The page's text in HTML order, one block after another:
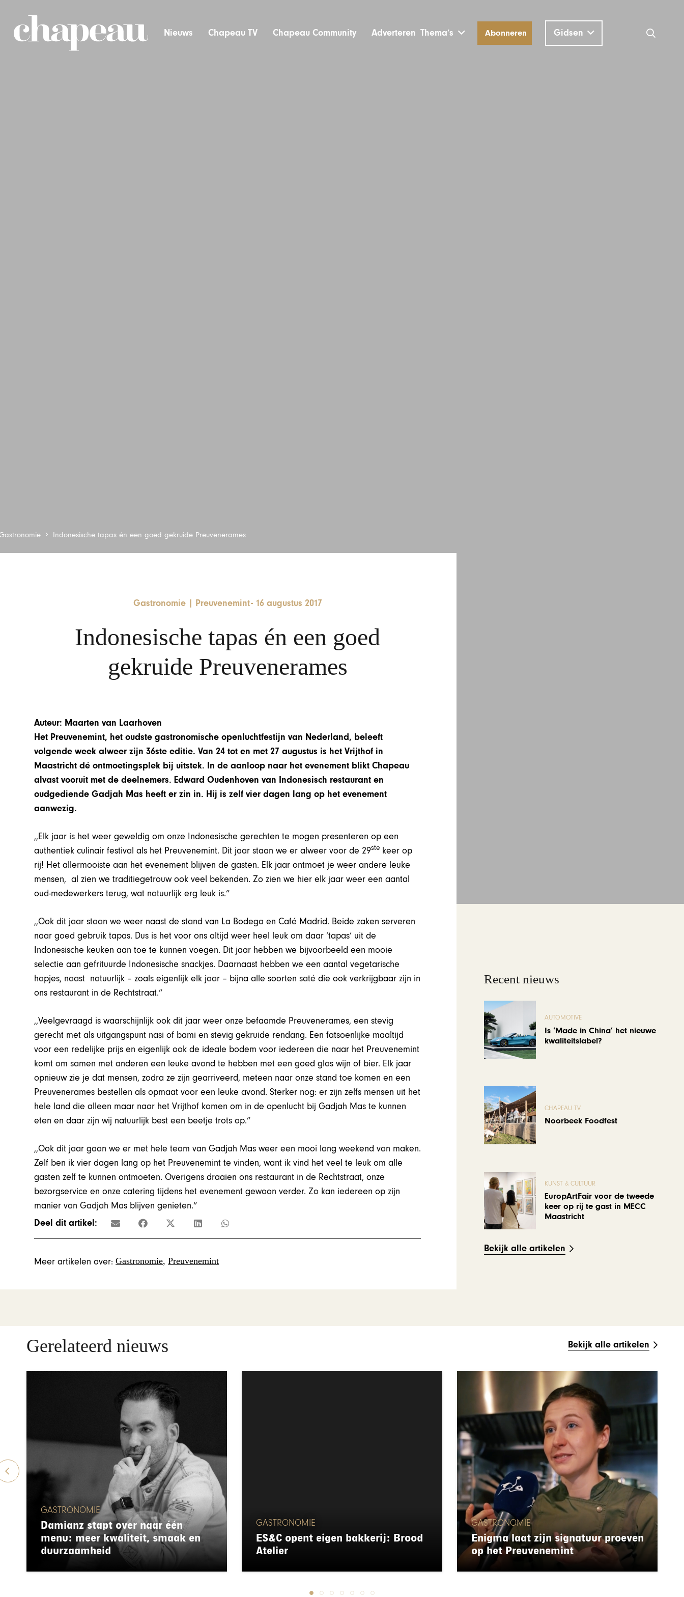
Nieuws Chapeau TV Chapeau Community Adverteren Thema’s Abonneren Gidsen
Indonesische tapas én een goed gekruide Preuvenerames
Gastronomie Preuvenemint- 16 augustus 2017
Indonesische tapas én een goed
gekruide Preuvenerames
Auteur: Maarten van Laarhoven
Het Preuvenemint, het oudste gastronomische openluchtfestijn van Nederland, beleeft
volgende week alweer zijn 36ste editie. Van 24 tot en met 27 augustus is het Vrijthof in
Maastricht dé ontmoetingsplek bij uitstek. In de aanloop naar het evenement blikt Chapeau
alvast vooruit met de deelnemers. Edward Oudenhoven van Indonesisch restaurant en
oudgediende Gadjah Mas heeft er zin in. Hij is zelf vier dagen lang op het evenement
aanwezig.
,,Elk jaar is het weer geweldig om onze Indonesische gerechten te mogen presenteren op een
authentiek culinair festival als het Preuvenemint. Dit jaar staan we er alweer voor de 29ste keer op
rij! Het allermooiste aan het evenement blijven de gasten. Elk jaar ontmoet je weer andere leuke
mensen, al zien we traditiegetrouw ook veel bekenden. Zo zien we hier elk jaar weer een aantal
oud-medewerkers terug, wat natuurlijk erg leuk is.”
,,Ook dit jaar staan we weer naast de stand van La Bodega en Café Madrid. Beide zaken serveren
naar goed gebruik tapas. Dus is het voor ons altijd weer heel leuk om daar ‘tapas’ uit de
Indonesische keuken aan toe te kunnen voegen. Dit jaar hebben we bijvoorbeeld een mooie
selectie aan gefrituurde Indonesische snackjes. Daarnaast hebben we een aantal vegetarische
hapjes, naast natuurlijk – zoals eigenlijk elk jaar – bijna alle soorten saté die ook verkrijgbaar zijn in
ons restaurant in de Rechtstraat.”
,,Veelgevraagd is waarschijnlijk ook dit jaar weer onze befaamde Preuvenerames, een stevig
gerecht met als uitgangspunt nasi of bami en stevig gekruide rendang. Een fatsoenlijke maaltijd
voor een redelijke prijs en eigenlijk ook de ideale bodem voor iedereen die naar het Preuvenemint
komt om samen met anderen een leuke avond te hebben met een goed glas wijn of bier. Elk jaar
opnieuw zie je dat mensen, zodra ze zijn gearriveerd, meteen naar onze stand toe komen en een
Preuvenerames bestellen als opmaat voor een leuke avond. Sterker nog: er zijn zelfs mensen uit het
hele land die alleen maar naar het Vrijthof komen om in de openlucht bij Gadjah Mas te kunnen
eten en daar zijn wij natuurlijk best een beetje trots op.”
,,Ook dit jaar gaan we er met hele team van Gadjah Mas weer een mooi lang weekend van maken.
Zelf ben ik vier dagen lang op het Preuvenemint te vinden, want ik vind het veel te leuk om alle
gasten zelf te kunnen ontmoeten. Overigens draaien ons restaurant in de Rechtstraat, onze
bezorgservice en onze catering tijdens het evenement gewoon verder. Zo kan iedereen op zijn
manier van Gadjah Mas blijven genieten.”
Deel dit artikel:
Meer artikelen over: Gastronomie,Preuvenemint
Recent nieuws
AUTOMOTIVE
Is ‘Made in China’ het nieuwe
kwaliteitslabel?
CHAPEAU TV
Noorbeek Foodfest
KUNST & CULTUUR
EuropArtFair voor de tweede
keer op rij te gast in MECC
Maastricht
Bekijk alle artikelen
Gerelateerd nieuws Bekijk alle artikelen
GASTRONOMIE
Damianz stapt over naar één
menu: meer kwaliteit, smaak en
duurzaamheid
GASTRONOMIE
ES&C opent eigen bakkerij: Brood
Atelier
GASTRONOMIE
Enigma laat zijn signatuur proeven
op het Preuvenemint